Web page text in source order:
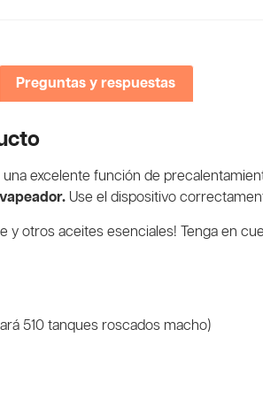
Preguntas y respuestas
excelente función de
vapeador. Use el dispositivo
y otros aceites esenciales! Tenga en
510 tanques roscados macho)